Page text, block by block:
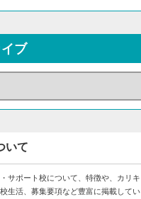
ブ
いて
サポート校について、特徴や、カリキ
生活、募集要項など豊富に掲載して